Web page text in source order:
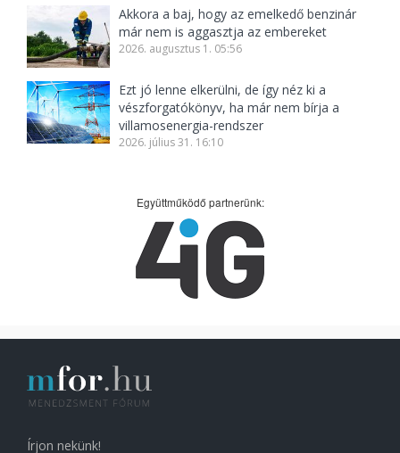
Akkora a baj, hogy az emelkedő benzinár
már nem is aggasztja az embereket
2026. augusztus 1. 05:56
Ezt jó lenne elkerülni, de így néz ki a
vészforgatókönyv, ha már nem bírja a
villamosenergia-rendszer
2026. július 31. 16:10
Együttműködő partnerünk:
Írjon nekünk!